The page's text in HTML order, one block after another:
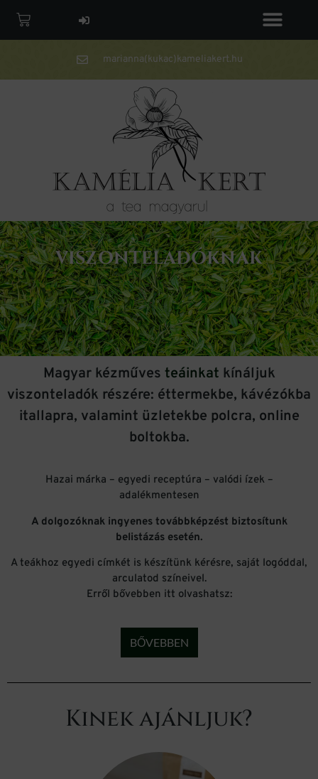
marianna(kukac)kameliakert.hu
VISZONTELADÓKNAK
Magyar kézműves teáinkat kínáljuk
viszonteladók részére: éttermekbe, kávézókba
itallapra, valamint üzletekbe polcra, online
boltokba.
Hazai márka – egyedi receptúra – valódi ízek –
adalékmentesen
A dolgozóknak ingyenes továbbképzést biztosítunk
belistázás esetén.
A teákhoz egyedi címkét is készítünk kérésre, saját logóddal,
arculatod színeivel.
Erről bővebben itt olvashatsz:
BŐVEBBEN
Kinek ajánljuk?